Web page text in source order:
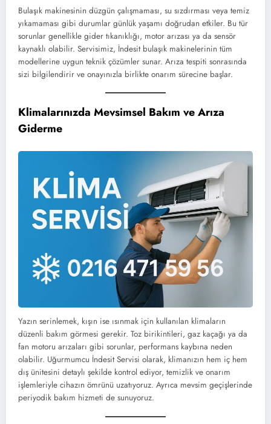
Bulaşık makinesinin düzgün çalışmaması, su sızdırması veya temiz
yıkamaması gibi durumlar günlük yaşamı doğrudan etkiler. Bu tür
sorunlar genellikle gider tıkanıklığı, motor arızası ya da sensör
kaynaklı olabilir. Servisimiz, İndesit bulaşık makinelerinin tüm
modellerine uygun teknik çözümler sunar. Arıza tespiti sonrasında
sizi bilgilendirir ve onayınızla birlikte onarım sürecine başlar.
Klimalarınızda Mevsimsel Bakım ve Arıza
Giderme
Yazın serinlemek, kışın ise ısınmak için kullanılan klimaların
düzenli bakım görmesi gerekir. Toz birikintileri, gaz kaçağı ya da
fan motoru arızaları gibi sorunlar, performans kaybına neden
olabilir. Uğurmumcu İndesit Servisi olarak, klimanızın hem iç hem
dış ünitesini detaylı şekilde kontrol ediyor, temizlik ve onarım
işlemleriyle cihazın ömrünü uzatıyoruz. Ayrıca mevsim geçişlerinde
periyodik bakım hizmeti de sunuyoruz.